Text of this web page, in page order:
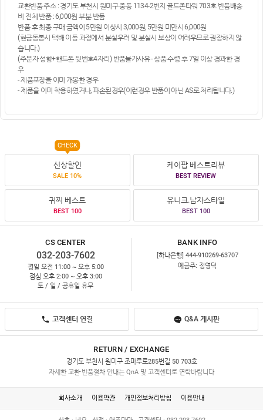
교환반품 주소 : 경기도 부천시 원미구 중동 1134-2번지 골드존타워 703호 반품배송
비 전체 반품 : 6,000원 부분 반품
반품 후 최종 구매 금액이 5만원 이상시 3,000원, 5만원 미만시 6,000원
(현금동봉시 택배 이동 과정에서 분실우려 및 분실시 보상이 어려우므로 권장하지 않
습니다.)
(주문자 성함+핸드폰 뒷번호4자리) 반품불가사유 - 상품 수령 후 7일 이상 경과한 경
우
- 제품포장을 이미 개봉한 경우
- 제품을 이미 착용하였거나, 파손된경우(이런경우 반품이 아닌 AS로 처리됩니다.)
신상할인
SALE 10%
CHECK
케이팝 베스트리뷰
BEST REVIEW
귀찌 베스트
BEST 100
유니크.남자스타일
BEST 100
CS CENTER
032-203-7602
평일 오전 11:00 ~ 오후 5:00
점심 오후 2:00 ~ 오후 3:00
토 / 일 / 공휴일 휴무
BANK INFO
[하나은행] 444-910269-63707
예금주: 정영덕
고객센터 연결 Q&A 게시판
RETURN / EXCHANGE
경기도 부천시 원미구 조마루로285번길 50 703호
자세한 교환·반품절차 안내는 QnA 및 고객센터로 연락바랍니다
회사소개 이용약관 개인정보처리방침 이용안내